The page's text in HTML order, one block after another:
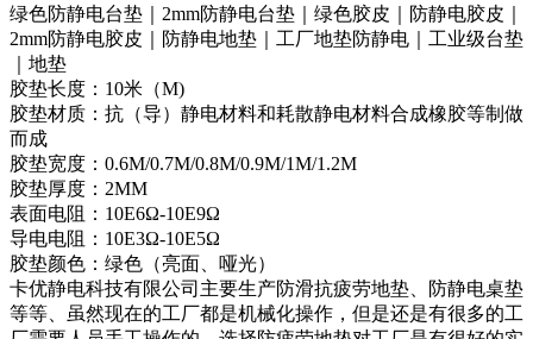
绿色防静电台垫｜2mm防静电台垫｜绿色胶皮｜防静电胶皮｜
2mm防静电胶皮｜防静电地垫｜工厂地垫防静电｜工业级台垫
｜地垫
胶垫长度：10米（M)
胶垫材质：抗（导）静电材料和耗散静电材料合成橡胶等制做
而成
胶垫宽度：0.6M/0.7M/0.8M/0.9M/1M/1.2M
胶垫厚度：2MM
表面电阻：10E6Ω-10E9Ω
导电电阻：10E3Ω-10E5Ω
胶垫颜色：绿色（亮面、哑光）
卡优静电科技有限公司主要生产防滑抗疲劳地垫、防静电桌垫
等等、虽然现在的工厂都是机械化操作，但是还是有很多的工